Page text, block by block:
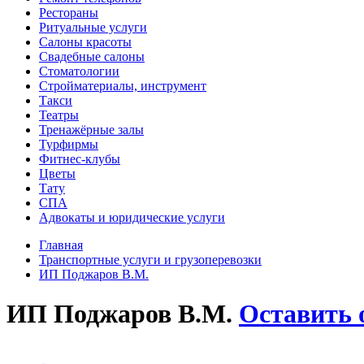
Рестораны
Ритуальные услуги
Салоны красоты
Свадебные салоны
Стоматологии
Стройматериалы, инструмент
Такси
Театры
Тренажёрные залы
Турфирмы
Фитнес-клубы
Цветы
Тату
СПА
Адвокаты и юридические услуги
Главная
Транспортные услуги и грузоперевозки
ИП Поджаров В.М.
ИП Поджаров В.М. Оставить